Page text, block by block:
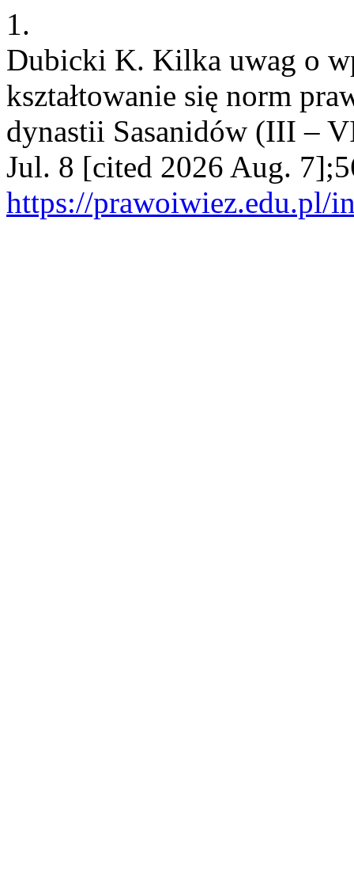
1.
Dubicki K. Kilka uwag o
kształtowanie się norm
dynastii Sasanidów (III –
Jul. 8 [cited 2026 Aug.
https://prawoiwiez.edu.pl/